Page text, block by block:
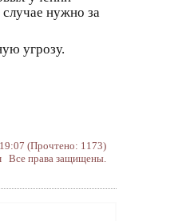
нужно за
угрозу.
(Прочтено: 1173)
права защищены.